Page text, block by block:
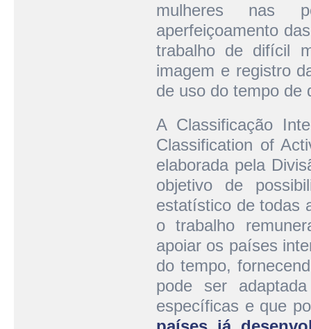
mulheres nas
aperfeiçoamento
trabalho de difícil
imagem e registro
de uso do tempo de
A Classificação
Classification of
elaborada pela
objetivo de
estatístico de todas
o trabalho
apoiar os países
do tempo,
pode ser
específicas e que